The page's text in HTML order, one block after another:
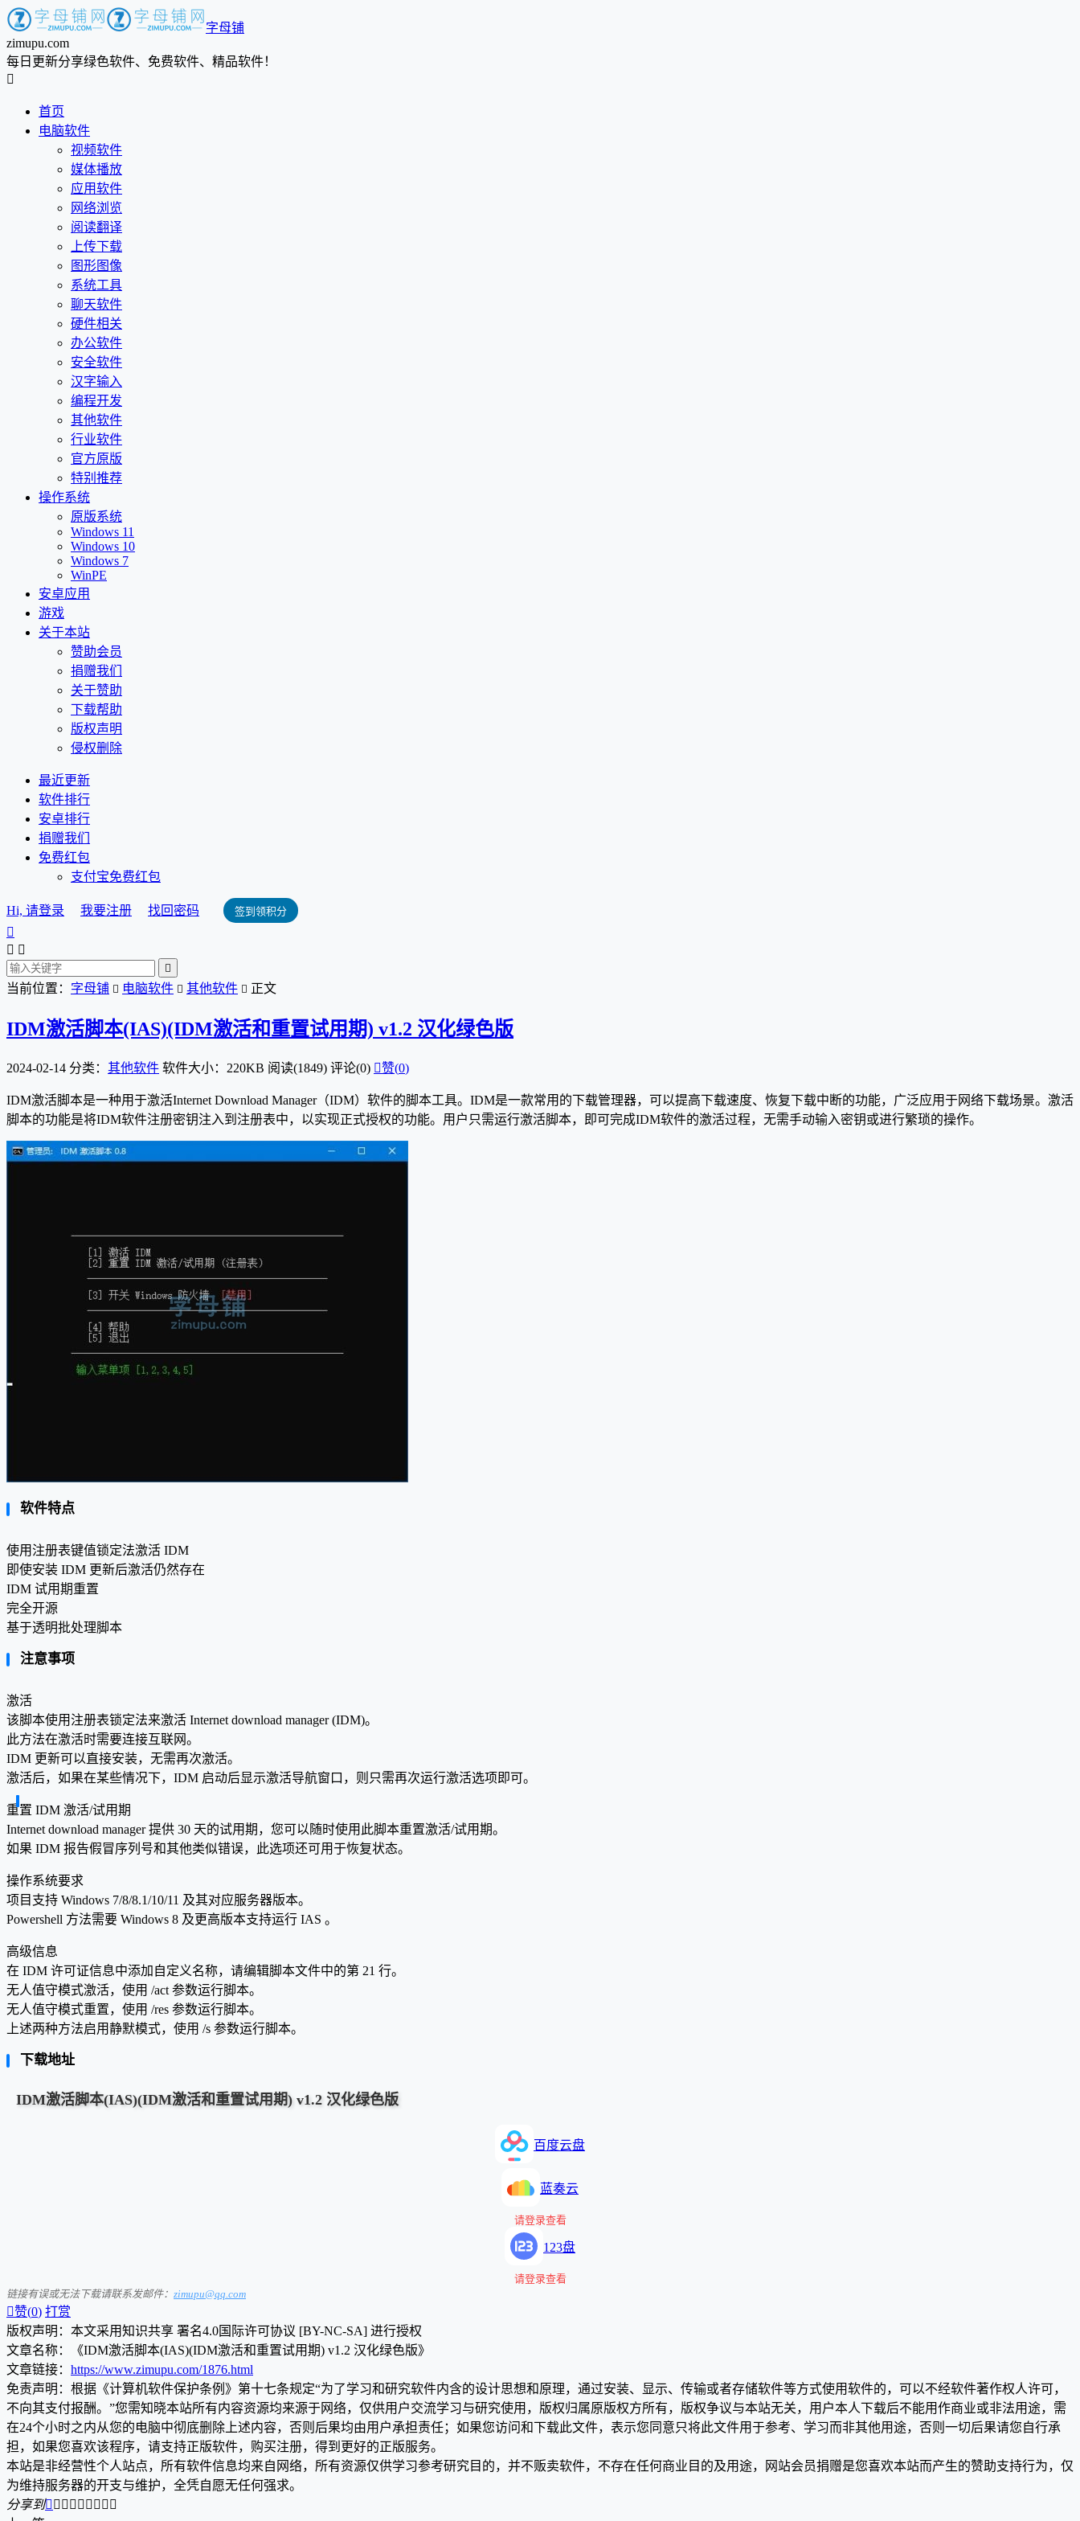
字母铺
zimupu.com
每日更新分享绿色软件、免费软件、精品软件！

首页
电脑软件
视频软件
媒体播放
应用软件
网络浏览
阅读翻译
上传下载
图形图像
系统工具
聊天软件
硬件相关
办公软件
安全软件
汉字输入
编程开发
其他软件
行业软件
官方原版
特别推荐
操作系统
原版系统
Windows 11
Windows 10
Windows 7
WinPE
安卓应用
游戏
关于本站
赞助会员
捐赠我们
关于赞助
下载帮助
版权声明
侵权删除
最近更新
软件排行
安卓排行
捐赠我们
免费红包
支付宝免费红包
Hi, 请登录 我要注册 找回密码 签到领积分

 

当前位置： 字母铺  电脑软件  其他软件  正文
IDM激活脚本(IAS)(IDM激活和重置试用期) v1.2 汉化绿色版
2024-02-14 分类： 其他软件 软件大小：220KB 阅读(1849) 评论(0) 赞(0)
IDM激活脚本是一种用于激活Internet Download Manager（IDM）软件的脚本工具。IDM是一款常用的下载管理器，可以提高下载速度、恢复下载中断的功能，广泛应用于网络下载场景。激活
脚本的功能是将IDM软件注册密钥注入到注册表中，以实现正式授权的功能。用户只需运行激活脚本，即可完成IDM软件的激活过程，无需手动输入密钥或进行繁琐的操作。
软件特点
使用注册表键值锁定法激活 IDM
即使安装 IDM 更新后激活仍然存在
IDM 试用期重置
完全开源
基于透明批处理脚本
注意事项
激活
该脚本使用注册表锁定法来激活 Internet download manager (IDM)。
此方法在激活时需要连接互联网。
IDM 更新可以直接安装，无需再次激活。
激活后，如果在某些情况下，IDM 启动后显示激活导航窗口，则只需再次运行激活选项即可。
重置 IDM 激活/试用期
Internet download manager 提供 30 天的试用期，您可以随时使用此脚本重置激活/试用期。
如果 IDM 报告假冒序列号和其他类似错误，此选项还可用于恢复状态。
操作系统要求
项目支持 Windows 7/8/8.1/10/11 及其对应服务器版本。
Powershell 方法需要 Windows 8 及更高版本支持运行 IAS 。
高级信息
在 IDM 许可证信息中添加自定义名称，请编辑脚本文件中的第 21 行。
无人值守模式激活，使用 /act 参数运行脚本。
无人值守模式重置，使用 /res 参数运行脚本。
上述两种方法启用静默模式，使用 /s 参数运行脚本。
下载地址
IDM激活脚本(IAS)(IDM激活和重置试用期) v1.2 汉化绿色版
百度云盘
蓝奏云
请登录查看
123盘
请登录查看
链接有误或无法下载请联系发邮件： zimupu@qq.com
赞(0) 打赏
版权声明：本文采用知识共享 署名4.0国际许可协议 [BY-NC-SA] 进行授权
文章名称：《IDM激活脚本(IAS)(IDM激活和重置试用期) v1.2 汉化绿色版》
文章链接： https://www.zimupu.com/1876.html
免责声明：根据《计算机软件保护条例》第十七条规定“为了学习和研究软件内含的设计思想和原理，通过安装、显示、传输或者存储软件等方式使用软件的，可以不经软件著作权人许可，
不向其支付报酬。”您需知晓本站所有内容资源均来源于网络，仅供用户交流学习与研究使用，版权归属原版权方所有，版权争议与本站无关，用户本人下载后不能用作商业或非法用途，需
在24个小时之内从您的电脑中彻底删除上述内容，否则后果均由用户承担责任；如果您访问和下载此文件，表示您同意只将此文件用于参考、学习而非其他用途，否则一切后果请您自行承
担，如果您喜欢该程序，请支持正版软件，购买注册，得到更好的正版服务。
本站是非经营性个人站点，所有软件信息均来自网络，所有资源仅供学习参考研究目的，并不贩卖软件，不存在任何商业目的及用途，网站会员捐赠是您喜欢本站而产生的赞助支持行为，仅
为维持服务器的开支与维护，全凭自愿无任何强求。
分享到        